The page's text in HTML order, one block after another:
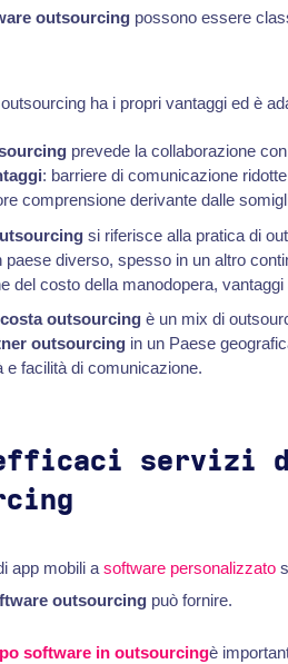
outsourcingpossono essere
ha i propri vantaggi ed è
prevede la collaborazione
: barriere di comunicazione
comprensione derivante dalle
si riferisce alla pratica di
paese diverso, spesso in un altro
del costo della manodopera,
outsourcingè un mix di
outsourcingin un Paese
e facilità di comunicazione.
servizi
app mobili a software personalizzato
outsourcingpuò fornire.
software in outsourcingè